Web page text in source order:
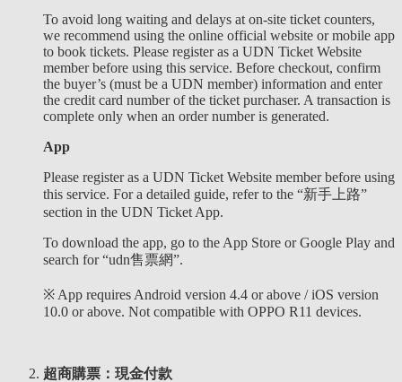
To avoid long waiting and delays at on-site ticket counters,
we recommend using the online official website or mobile app
to book tickets. Please register as a UDN Ticket Website
member before using this service. Before checkout, confirm
the buyer’s (must be a UDN member) information and enter
the credit card number of the ticket purchaser. A transaction is
complete only when an order number is generated.
App
Please register as a UDN Ticket Website member before using
this service. For a detailed guide, refer to the “新手上路”
section in the UDN Ticket App.
To download the app, go to the App Store or Google Play and
search for “udn售票網”.
※ App requires Android version 4.4 or above / iOS version
10.0 or above. Not compatible with OPPO R11 devices.
超商購票：現金付款